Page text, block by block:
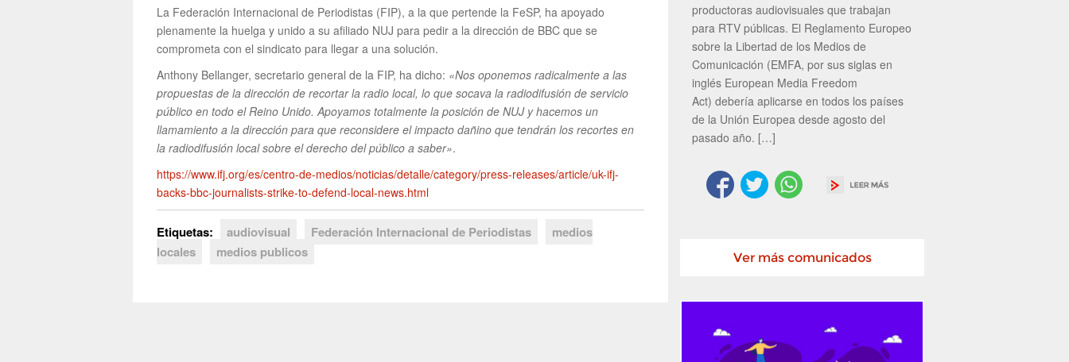
La Federación Internacional de Periodistas (FIP), a la que pertende la FeSP, ha apoyado
plenamente la huelga y unido a su afiliado NUJ para pedir a la dirección de BBC que se
comprometa con el sindicato para llegar a una solución.
Anthony Bellanger, secretario general de la FIP, ha dicho: «Nos oponemos radicalmente a las
propuestas de la dirección de recortar la radio local, lo que socava la radiodifusión de servicio
público en todo el Reino Unido. Apoyamos totalmente la posición de NUJ y hacemos un
llamamiento a la dirección para que reconsidere el impacto dañino que tendrán los recortes en
la radiodifusión local sobre el derecho del público a saber».
https://www.ifj.org/es/centro-de-medios/noticias/detalle/category/press-releases/article/uk-ifj-
backs-bbc-journalists-strike-to-defend-local-news.html
Etiquetas: audiovisual Federación Internacional de Periodistas
medios
locales
medios publicos
productoras audiovisuales que trabajan
para RTV públicas. El Reglamento Europeo
sobre la Libertad de los Medios de
Comunicación (EMFA, por sus siglas en
inglés European Media Freedom
Act) debería aplicarse en todos los países
de la Unión Europea desde agosto del
pasado año. […]
Ver más comunicados